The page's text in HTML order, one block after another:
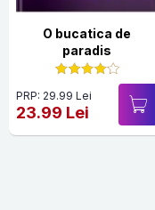
O bucatica de
paradis
PRP: 29.99 Lei
23.99 Lei